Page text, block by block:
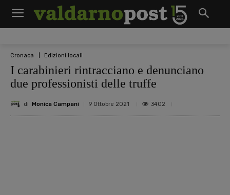
Cronaca Edizioni locali
I carabinieri rintracciano e denunciano
due professionisti delle truffe
di Monica Campani 9 Ottobre 2021 3402